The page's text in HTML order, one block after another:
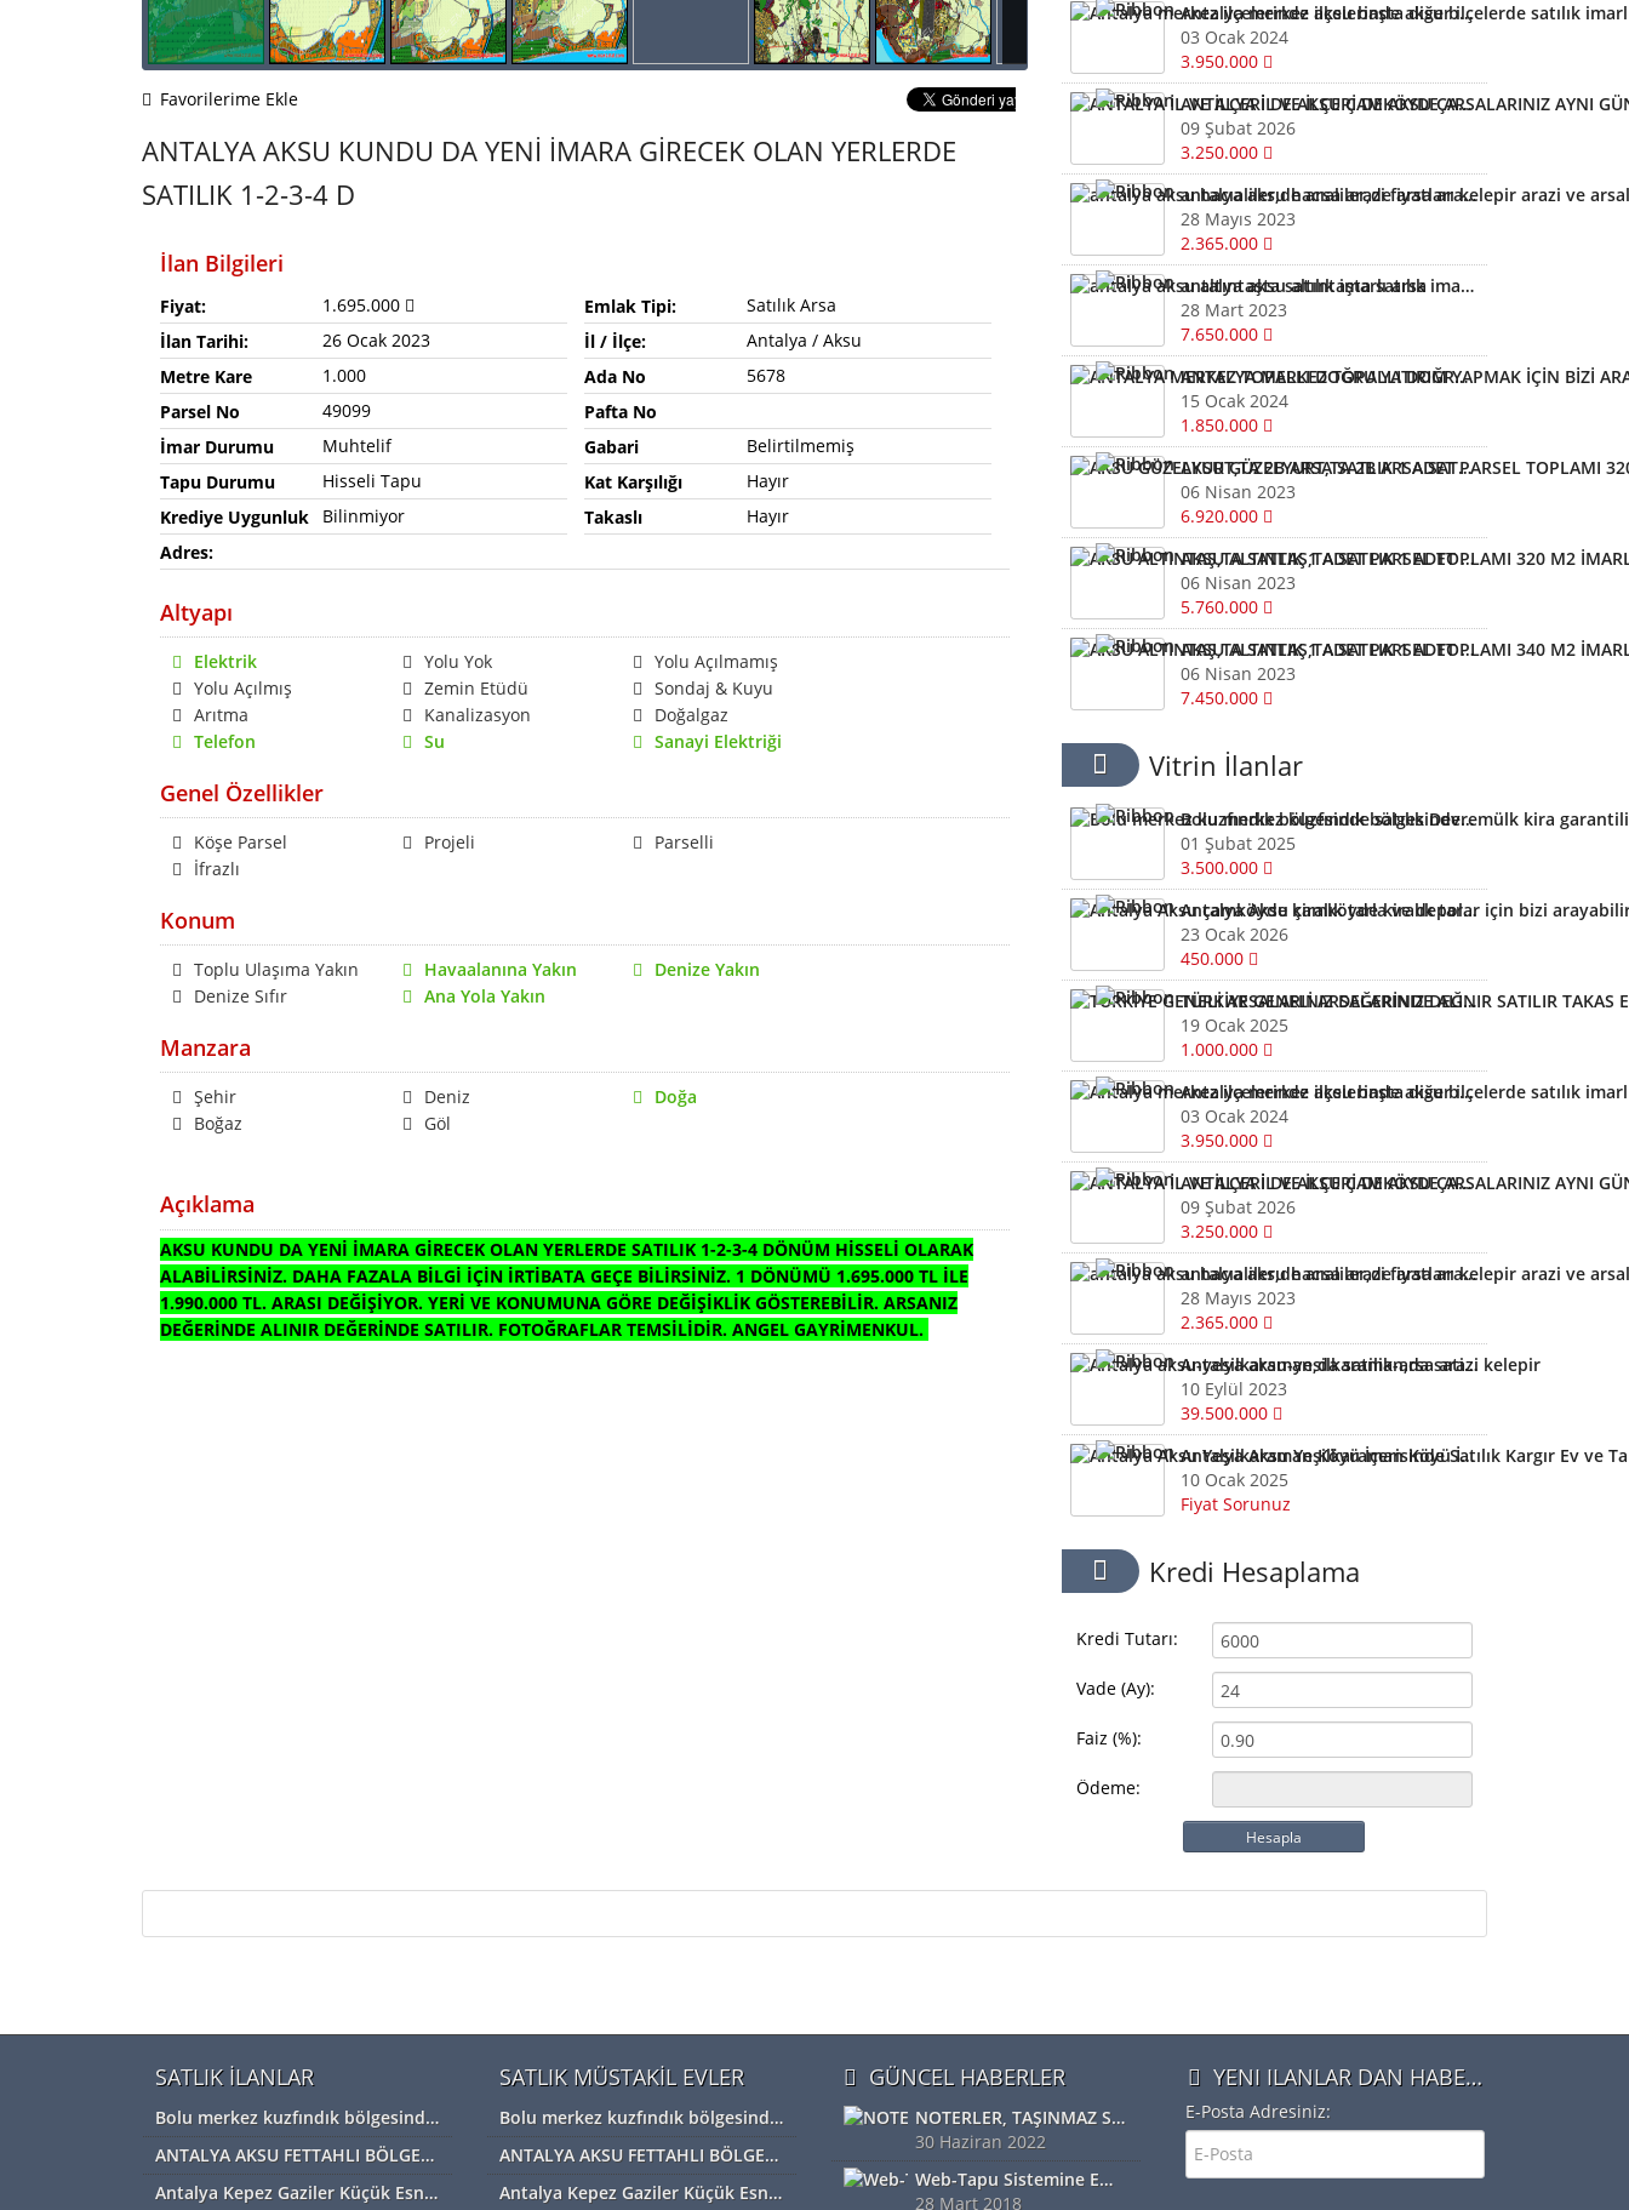
Favorilerime Ekle
ANTALYA AKSU KUNDU DA YENİ İMARA GİRECEK OLAN YERLERDE
SATILIK 1-2-3-4 D
İlan Bilgileri
Fiyat: 1.695.000 Emlak Tipi:
Satılık Arsa
İlan Tarihi:
26 Ocak 2023 İl / İlçe:
Antalya / Aksu
Metre Kare
1.000 Ada No
5678
Parsel No
49099
Pafta No
İmar Durumu
Muhtelif Gabari
Belirtilmemiş
Tapu Durumu
Hisseli Tapu Kat Karşılığı
Hayır
Krediye Uygunluk
Bilinmiyor Takaslı
Hayır
Adres:
Altyapı
Elektrik Yolu Yok
Yolu Açılmamış
Yolu Açılmış
Zemin Etüdü
Sondaj & Kuyu
Arıtma
Kanalizasyon
Doğalgaz
Telefon
Su Sanayi Elektriği
Genel Özellikler
Köşe Parsel Projeli
Parselli
İfrazlı
Konum
Toplu Ulaşıma Yakın Havaalanına Yakın
Denize Yakın
Denize Sıfır
Ana Yola Yakın
Manzara
Şehir Deniz
Doğa
Boğaz
Göl
Açıklama
AKSU KUNDU DA YENİ İMARA GİRECEK OLAN YERLERDE SATILIK 1-2-3-4 DÖNÜM HİSSELİ OLARAK
ALABİLİRSİNİZ. DAHA FAZALA BİLGİ İÇİN İRTİBATA GEÇE BİLİRSİNİZ. 1 DÖNÜMÜ 1.695.000 TL İLE
1.990.000 TL. ARASI DEĞİŞİYOR. YERİ VE KONUMUNA GÖRE DEĞİŞİKLİK GÖSTEREBİLİR. ARSANIZ
DEĞERİNDE ALINIR DEĞERİNDE SATILIR. FOTOĞRAFLAR TEMSİLİDİR. ANGEL GAYRİMENKUL.
Antalya merkez ilçelerinde aksu başta diğer ilçelerde satılık imarlı müstail tapulu arsa
03 Ocak 2024
3.950.000
ANTALYA İL VE İLÇERİ DE AKSU ÇAMKÖYDE ARSALARINIZ AYNI GÜN NAKİTE ÇEVRİLİR
09 Şubat 2026
3.250.000
antalya aksu hacıaliler,de arsa arazi fiyatları kelepir arazi ve arsalar
28 Mayıs 2023
2.365.000
antalya aksu altıntaşta satılık imarlı arsa
28 Mart 2023
7.650.000
ANTALYA MERKEZ TOPALLI DOĞRU YATIRIM YAPMAK İÇİN BİZİ ARAYIN YARDIMCI OLALIM ARSA TARLA
15 Ocak 2024
1.850.000
AKSU GÜZELYURT,TA 2B ARSA SATLIK 1 ADET PARSEL TOPLAMI 320 M2
06 Nisan 2023
6.920.000
AKSU ALTINTAŞ,TA SATLIK 1 ADET PARSEL TOPLAMI 320 M2 İMARLI ARSA KELEPİR ARSA
06 Nisan 2023
5.760.000
AKSU ALTINTAŞ,TA SATLIK 1 ADET PARSEL TOPLAMI 340 M2 İMARLI ARSA KELEPİR
06 Nisan 2023
7.450.000
Vitrin İlanlar
Bolu merkez kuzfındık bölgesinde satılık Devremülk kira garantili
01 Şubat 2025
3.500.000
Antalya Aksu çamköyde kiralık tarla ve depolar için bizi arayabilirsiniz
23 Ocak 2026
450.000
TÜRKİYE GENELİ ARSALARINIZ DEĞERİNDE ALINIR SATILIR TAKAS EDİLİR ARAYIN YARDIMCI OLALIM
19 Ocak 2025
1.000.000
Antalya merkez ilçelerinde aksu başta diğer ilçelerde satılık imarlı müstail tapulu arsa
03 Ocak 2024
3.950.000
ANTALYA İL VE İLÇERİ DE AKSU ÇAMKÖYDE ARSALARINIZ AYNI GÜN NAKİTE ÇEVRİLİR
09 Şubat 2026
3.250.000
antalya aksu hacıaliler,de arsa arazi fiyatları kelepir arazi ve arsalar
28 Mayıs 2023
2.365.000
Antalya aksu-yesilkaraman,da satilik-arsa arazi kelepir
10 Eylül 2023
39.500.000
Antalya Aksu Yeşilkaraman Köyü İçerisinde Satılık Kargır Ev ve Tarla
10 Ocak 2025
Fiyat Sorunuz
Kredi Hesaplama
Kredi Tutarı:
Vade (Ay):
Faiz (%):
Ödeme:
Hesapla
SATLIK İLANLAR
Bolu merkez kuzfındık bölgesinde satılık Devremülk kira garantili
ANTALYA AKSU FETTAHLI BÖLGESİNDE ACİL SATILIK TEK TAPU MÜSTAKİL TARLA
Antalya Kepez Gaziler Küçük Esnaf Sanayi Sİtesi Satılık Dükkan
SATLIK MÜSTAKİL EVLER
Bolu merkez kuzfındık bölgesinde satılık Devremülk kira garantili
ANTALYA AKSU FETTAHLI BÖLGESİNDE ACİL SATILIK TEK TAPU MÜSTAKİL TARLA
Antalya Kepez Gaziler Küçük Esnaf Sanayi Sİtesi Satılık Dükkan
GÜNCEL HABERLER
NOTERLER, TAŞINMAZ SATIŞ VAADİ SÖZLEŞMESİ YAPABİLECEK
30 Haziran 2022
Web-Tapu Sistemine Emlakçılar da Eklendi
28 Mart 2018
YENI ILANLAR DAN HABERDAR OLMAK IÇIN ÜYE OLUN
E-Posta Adresiniz: